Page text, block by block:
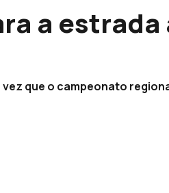
a estrada
que o campeonato